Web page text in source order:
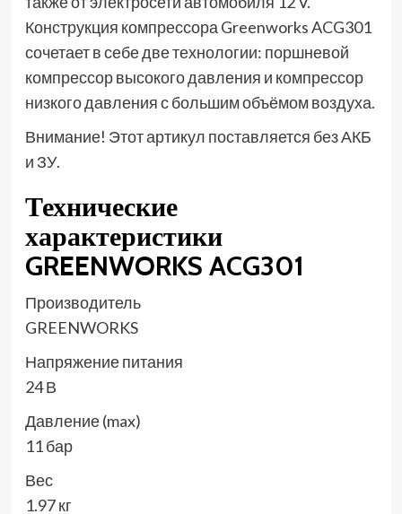
Конструкция компрессора Greenworks ACG301
сочетает в себе две технологии: поршневой
компрессор высокого давления и компрессор
низкого давления с большим объёмом воздуха.
Внимание! Этот артикул поставляется без АКБ
и ЗУ.
Технические
характеристики
GREENWORKS ACG301
Производитель
GREENWORKS
Напряжение питания
24 В
Давление (max)
11 бар
Вес
1.97 кг